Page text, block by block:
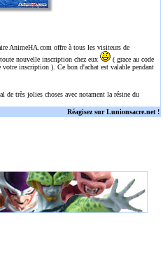
AnimeHA.com offre à tous les visiteurs de
nouvelle inscription chez eux
( grace au code
votre inscription ). Ce bon d'achat est valable pendant
de très jolies choses avec notament la résine du
Réagisez sur Lunionsacre.net !